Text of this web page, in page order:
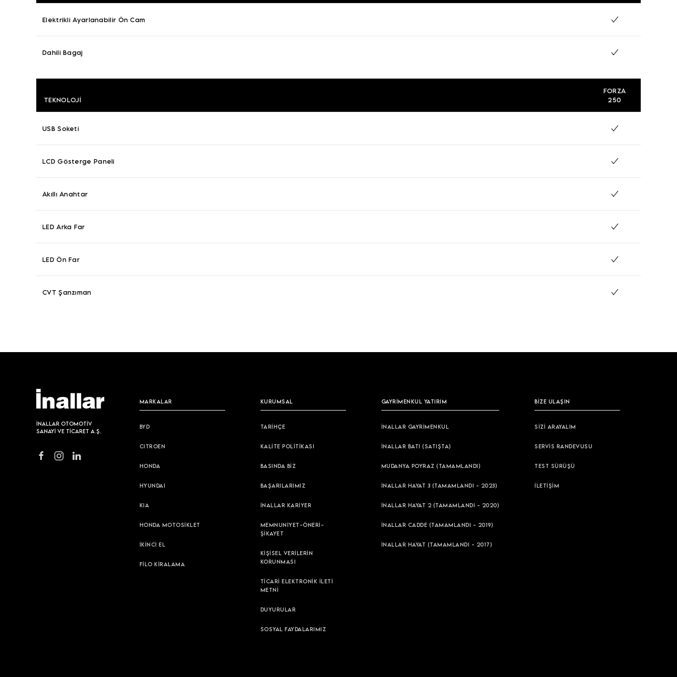
Elektrikli Ayarlanabilir Ön Cam
Dahili Bagaj
TEKNOLOJI
FORZA
250
USB Soketi
LCD Gösterge Paneli
Akıllı Anahtar
LED Arka Far
LED Ön Far
CVT Şanzıman
İNALLAR OTOMOTİV
SANAYİ VE TİCARET A.Ş.
MARKALAR
BYD
CITROEN
HONDA
HYUNDAI
KIA
HONDA MOTOSİKLET
İKİNCİ EL
FİLO KİRALAMA
KURUMSAL
TARİHÇE
KALİTE POLİTİKASI
BASINDA BİZ
BAŞARILARIMIZ
İNALLAR KARİYER
MEMNUNİYET-ÖNERİ-
ŞİKAYET
KİŞİSEL VERİLERİN
KORUNMASI
TİCARİ ELEKTRONİK İLETİ
METNİ
DUYURULAR
SOSYAL FAYDALARIMIZ
GAYRİMENKUL YATIRIM
İNALLAR GAYRİMENKUL
İNALLAR BATI (SATIŞTA)
MUDANYA POYRAZ (TAMAMLANDI)
İNALLAR HAYAT 3 (TAMAMLANDI - 2023)
İNALLAR HAYAT 2 (TAMAMLANDI - 2020)
İNALLAR CADDE (TAMAMLANDI - 2019)
İNALLAR HAYAT (TAMAMLANDI - 2017)
BİZE ULAŞIN
SİZİ ARAYALIM
SERVİS RANDEVUSU
TEST SÜRÜŞÜ
İLETİŞİM